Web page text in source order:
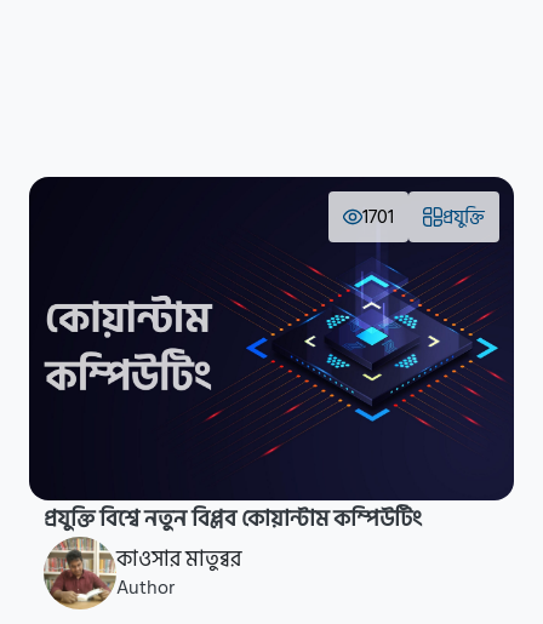
1701 প্রযুক্তি
প্রযুক্তি বিশ্বে নতুন বিপ্লব কোয়ান্টাম কম্পিউটিং
কাওসার মাতুব্বর
Author